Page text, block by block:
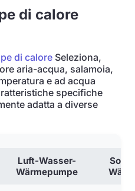
di calore
di calore Seleziona,
aria-acqua, salamoia,
e ad acqua
specifiche
adatta a diverse
Luft-Wasser-
Wärmepumpe
Sole-